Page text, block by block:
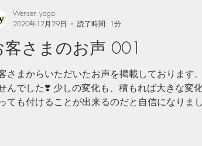
客さまのお声 001
さまからいただいたお声を掲載しております
んでした❣️ 少しの変化も、積もれば大きな変
ても付けることが出来るのだと自信になりま
Wensen yoga
2020年12月29日
読了時間: 1分